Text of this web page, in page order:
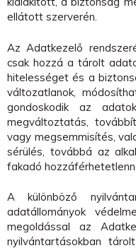
ellátott szerverén.
Az Adatkezelő
csak hozzá a tárolt
hitelességet és a
változatlanok,
gondoskodik az
megváltoztatás,
vagy megsemmisítés,
sérülés, továbbá az
fakadó
A különböző
adatállományok
megoldással az
nyilvántartásokban